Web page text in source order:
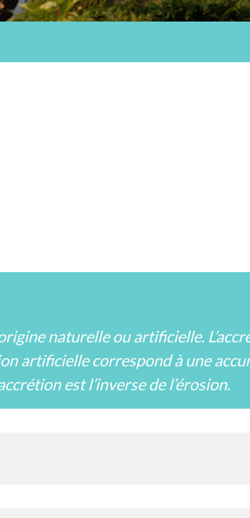
naturelle ou artificielle.
artificielle correspond à une
est l’inverse de l’érosion.